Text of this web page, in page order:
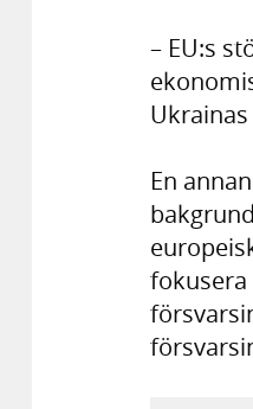
– EU:s
En